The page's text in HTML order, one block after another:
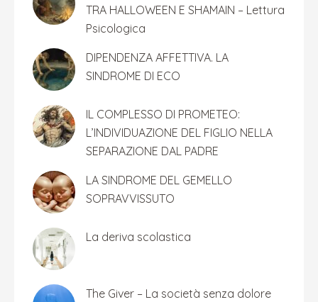
TRA HALLOWEEN E SHAMAIN – Lettura
Psicologica
DIPENDENZA AFFETTIVA. LA
SINDROME DI ECO
IL COMPLESSO DI PROMETEO:
L’INDIVIDUAZIONE DEL FIGLIO NELLA
SEPARAZIONE DAL PADRE
LA SINDROME DEL GEMELLO
SOPRAVVISSUTO
La deriva scolastica
The Giver – La società senza dolore